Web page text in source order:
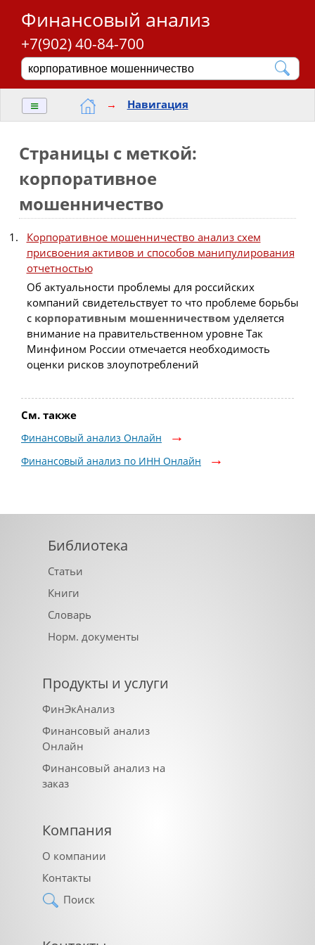
Финансовый анализ
+7(902) 40-84-700
≡ → Навигация
Страницы с меткой:
корпоративное
мошенничество
Корпоративное мошенничество анализ схем
присвоения активов и способов манипулирования
отчетностью
Об актуальности проблемы для российских
компаний свидетельствует то что проблеме борьбы
с корпоративным мошенничеством уделяется
внимание на правительственном уровне Так
Минфином России отмечается необходимость
оценки рисков злоупотреблений
См. также
Финансовый анализ Онлайн
Финансовый анализ по ИНН Онлайн
Библиотека
Статьи
Книги
Словарь
Норм. документы
Продукты и услуги
ФинЭкАнализ
Финансовый анализ
Онлайн
Финансовый анализ на
заказ
Компания
О компании
Контакты
Поиск